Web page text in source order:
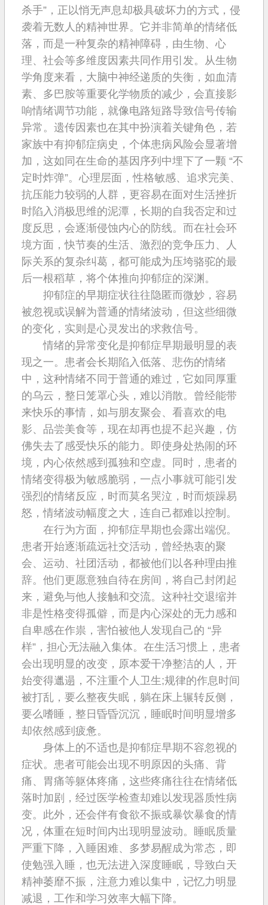
杀手”，正以悄无声息却极具破坏力的方式，侵
袭着无数人的精神世界。它并非简单的情绪低
落，而是一种复杂的精神障碍，由生物、心
理、社会等多维度因素共同作用引发。从生物
学角度来看，大脑中神经递质的失衡，如血清
素、多巴胺等重要化学物质的减少，会直接影
响情绪调节功能，就像电路短路导致信号传输
异常。遗传因素也在其中扮演着关键角色，若
家族中有抑郁症病史，个体患病风险会显著增
加，这如同在生命的基因序列中埋下了一颗 “不
定时炸弹”。心理层面，性格敏感、追求完美、
抗压能力较弱的人群，更容易在面对生活挫折
时陷入消极思维的泥潭，长期的自我否定和过
度反思，会逐渐侵蚀内心的防线。而在社会环
境方面，快节奏的生活、激烈的竞争压力、人
际关系的复杂纠葛，都可能成为压垮骆驼的最
后一根稻草，将个体推向抑郁症的深渊。
抑郁症的早期症状往往隐匿而微妙，容易
被忽视或误解为普通的情绪波动，但这些细微
的变化，实则是心灵发出的求救信号。
情绪的异常变化是抑郁症早期最明显的表
现之一。患者会长期陷入低落、悲伤的情绪
中，这种情绪不同于普通的难过，它如同厚重
的乌云，整日笼罩心头，难以消散。曾经能带
来快乐的事情，如与朋友聚会、看喜欢的电
影、品尝美食等，现在却再也提不起兴趣，仿
佛失去了感受快乐的能力。即使身处热闹的环
境，内心依然感到孤独和空虚。同时，患者的
情绪变得极为敏感脆弱，一点小事就可能引发
强烈的情绪反应，时而莫名哭泣，时而烦躁易
怒，情绪波动幅度之大，连自己都难以控制。
在行为方面，抑郁症早期也会露出端倪。
患者开始逐渐疏远社交活动，曾经热衷的聚
会、运动、社团活动，都被他们以各种理由推
辞。他们更愿意独自待在房间，将自己封闭起
来，避免与他人接触和交流。这种社交退缩并
非是性格变得孤僻，而是内心深处的无力感和
自卑感在作祟，害怕被他人发现自己的 “异
样”，担心无法融入集体。在生活习惯上，患者
会出现明显的改变，原本爱干净整洁的人，开
始变得邋遢，不注重个人卫生;规律的作息时间
被打乱，要么整夜失眠，躺在床上辗转反侧，
要么嗜睡，整日昏昏沉沉，睡眠时间明显增多
却依然感到疲惫。
身体上的不适也是抑郁症早期不容忽视的
症状。患者可能会出现不明原因的头痛、背
痛、胃痛等躯体疼痛，这些疼痛往往在情绪低
落时加剧，经过医学检查却难以发现器质性病
变。此外，还会伴有食欲不振或暴饮暴食的情
况，体重在短时间内出现明显波动。睡眠质量
严重下降，入睡困难、多梦易醒成为常态，即
使勉强入睡，也无法进入深度睡眠，导致白天
精神萎靡不振，注意力难以集中，记忆力明显
减退，工作和学习效率大幅下降。